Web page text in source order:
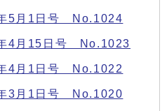
5月1日号 No.1024
4月15日号 No.1023
4月1日号 No.1022
3月1日号 No.1020